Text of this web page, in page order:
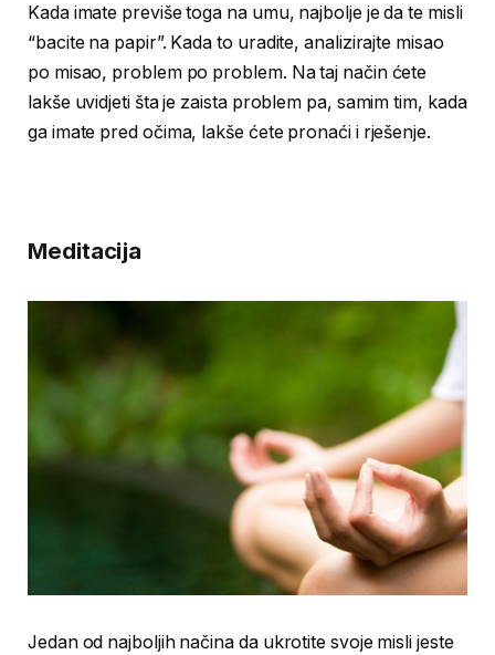
Kada imate previše toga na umu, najbolje je da te misli
“bacite na papir”. Kada to uradite, analizirajte misao
po misao, problem po problem. Na taj način ćete
lakše uvidjeti šta je zaista problem pa, samim tim, kada
ga imate pred očima, lakše ćete pronaći i rješenje.
Meditacija
Jedan od najboljih načina da ukrotite svoje misli jeste